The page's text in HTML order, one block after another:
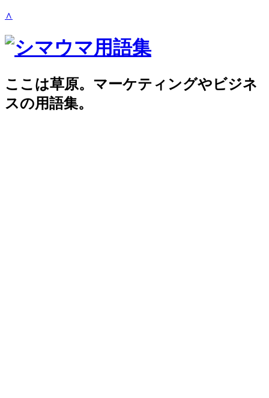
∧
ここは草原。マーケティングやビジネ
スの用語集。